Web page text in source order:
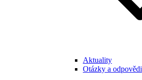
Aktuality
Otázky a odpovědi